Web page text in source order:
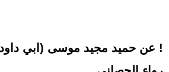
عن حميد مجيد موسى (ابي داود) .. أتحدث !